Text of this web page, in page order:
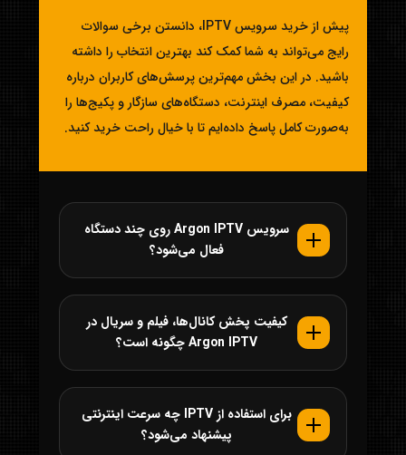
پیش از خرید سرویس IPTV، دانستن برخی سوالات
رایج می‌تواند به شما کمک کند بهترین انتخاب را داشته
باشید. در این بخش مهم‌ترین پرسش‌های کاربران درباره
کیفیت، مصرف اینترنت، دستگاه‌های سازگار و پکیج‌ها را
به‌صورت کامل پاسخ داده‌ایم تا با خیال راحت خرید کنید.
سرویس Argon IPTV روی چند دستگاه
فعال می‌شود؟
کیفیت پخش کانال‌ها، فیلم و سریال در
Argon IPTV چگونه است؟
برای استفاده از IPTV چه سرعت اینترنتی
پیشنهاد می‌شود؟